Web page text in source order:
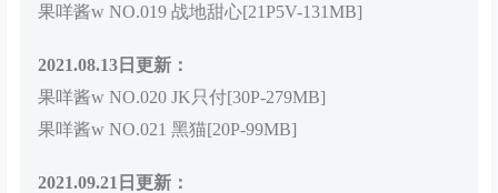
果咩酱w NO.019 战地甜心[21P5V-131MB]
2021.08.13日更新：
果咩酱w NO.020 JK只付[30P-279MB]
果咩酱w NO.021 黑猫[20P-99MB]
2021.09.21日更新：